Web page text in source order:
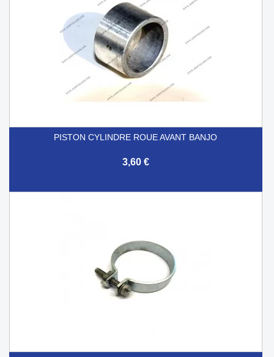
PISTON CYLINDRE ROUE AVANT BANJO
3,60 €